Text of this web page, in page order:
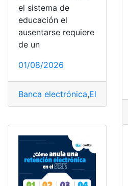
el sistema de
educación el
ausentarse requiere
de un
01/08/2026
Banca electrónica,Electrónica